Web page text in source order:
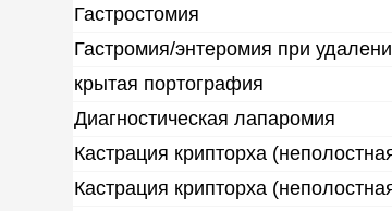
Гастростомия
Гастромия/энтеромия при
крытая портография
Диагностическая лапаромия
Кастрация крипторха
Кастрация крипторха